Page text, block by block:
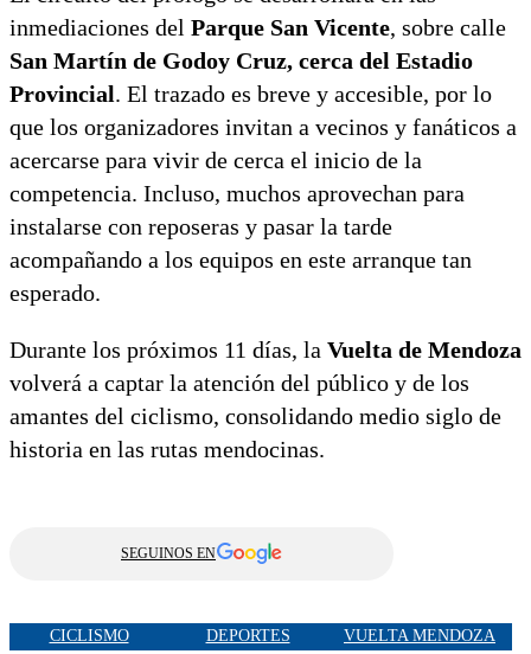
inmediaciones del Parque San Vicente, sobre calle
San Martín de Godoy Cruz, cerca del Estadio
Provincial. El trazado es breve y accesible, por lo
que los organizadores invitan a vecinos y fanáticos a
acercarse para vivir de cerca el inicio de la
competencia. Incluso, muchos aprovechan para
instalarse con reposeras y pasar la tarde
acompañando a los equipos en este arranque tan
esperado.
Durante los próximos 11 días, la Vuelta de Mendoza
volverá a captar la atención del público y de los
amantes del ciclismo, consolidando medio siglo de
historia en las rutas mendocinas.
SEGUINOS EN
CICLISMO DEPORTES VUELTA MENDOZA